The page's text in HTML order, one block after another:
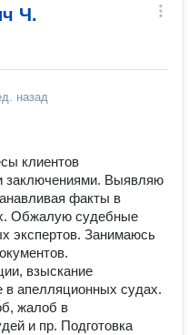
Ч.
назад
клиентов
заключениями. Выявляю
факты в
Обжалую судебные
экспертов. Занимаюсь
взыскание
в апелляционных судах.
жалоб в
и пр. Подготовка